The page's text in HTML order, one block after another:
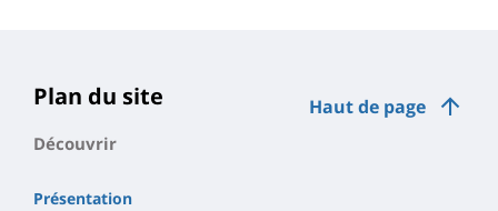
Haut de page
Plan du site
Découvrir
Présentation